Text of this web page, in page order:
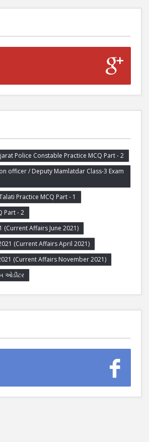
Police Constable Practice MCQ Part - 2
officer / Deputy Mamlatdar Class-3 Exam
Practice MCQ Part - 1
Part - 2
Affairs June 2021)
(Current Affairs April 2021)
(Current Affairs November 2021)
ઓડીટર